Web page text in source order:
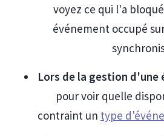
voyez ce qui l'a
événement occupé
Lors de la gestion d'une
pour voir quelle
contraint un type